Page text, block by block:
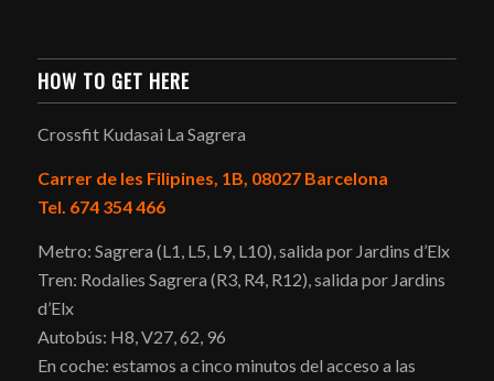
HOW TO GET HERE
Crossfit Kudasai La Sagrera
Carrer de les Filipines, 1B, 08027 Barcelona
Tel. 674 354 466
Metro: Sagrera (L1, L5, L9, L10), salida por Jardins d’Elx
Tren: Rodalies Sagrera (R3, R4, R12), salida por Jardins
d’Elx
Autobús: H8, V27, 62, 96
En coche: estamos a cinco minutos del acceso a las